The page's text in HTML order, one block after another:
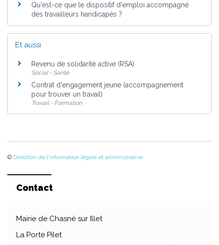
Qu'est-ce que le dispositif d'emploi accompagné
des travailleurs handicapés ?
Et aussi
Revenu de solidarité active (RSA)
Social - Santé
Contrat d'engagement jeune (accompagnement
pour trouver un travail)
Travail - Formation
© Direction de l'information légale et administrative
Contact
Mairie de Chasné sur Illet
La Porte Pilet